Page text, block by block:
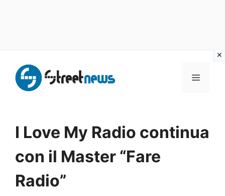
contenuto
MENU
I Love My Radio continua
con il Master “Fare
Radio”